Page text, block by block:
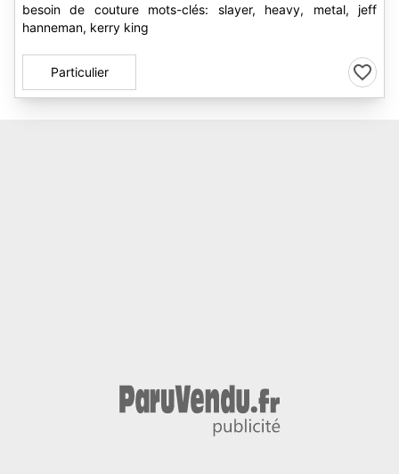
besoin de couture mots-clés: slayer, heavy, metal, jeff
hanneman, kerry king
Particulier